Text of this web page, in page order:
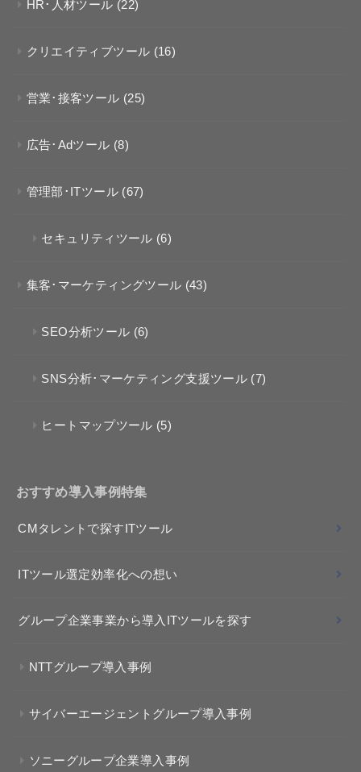
HR･人材ツール (22)
クリエイティブツール (16)
営業･接客ツール (25)
広告･Adツール (8)
管理部･ITツール (67)
セキュリティツール (6)
集客･マーケティングツール (43)
SEO分析ツール (6)
SNS分析･マーケティング支援ツール (7)
ヒートマップツール (5)
おすすめ導入事例特集
CMタレントで探すITツール
ITツール選定効率化への想い
グループ企業事業から導入ITツールを探す
NTTグループ導入事例
サイバーエージェントグループ導入事例
ソニーグループ企業導入事例